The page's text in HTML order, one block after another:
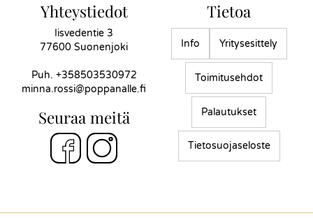
Yhteystiedot
Iisvedentie 3
77600 Suonenjoki
Puh. +358503530972
minna.rossi@poppanalle.fi
Seuraa meitä
Tietoa
Info Yritysesittely
Toimitusehdot
Palautukset
Tietosuojaseloste